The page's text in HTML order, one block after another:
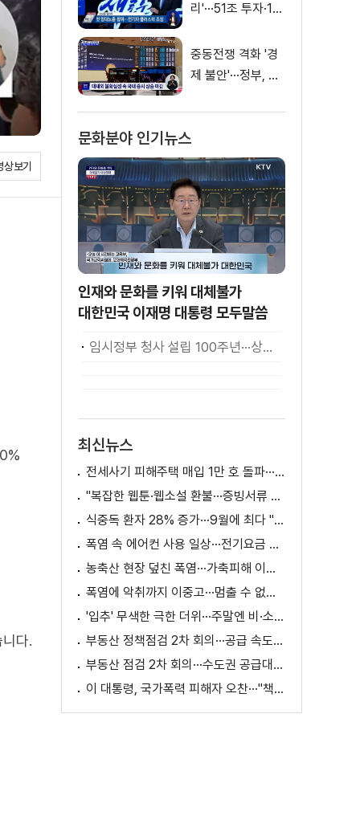
보기
다.
리'···51조 투자·13
중동전쟁 격화 '경
제 불안'···정부, 금
소화
문화분야 인기뉴스
인재와 문화를 키워 대체불가
대한민국 이재명 대통령 모두말씀
임시정부 청사 설립 100주년···상하이서 만난 K-컬처! [세계 속 한국]
최신뉴스
전세사기 피해주택 매입 1만 호 돌파···피해 지원 속도
"복잡한 웹툰·웹소설 환불···증빙서류 요구까지"
식중독 환자 28% 증가···9월에 최다 "입추 방심 금물"
폭염 속 에어컨 사용 일상···전기요금 줄이려면?
농축산 현장 덮친 폭염···가축피해 이틀 새 28만 마리↑
폭염에 악취까지 이중고···멈출 수 없는 필수노동
'입추' 무색한 극한 더위···주말엔 비·소나기
부동산 정책점검 2차 회의···공급 속도전 본격화하나
부동산 점검 2차 회의···수도권 공급대책 논의
이 대통령, 국가폭력 피해자 오찬···"책임지고 치유"